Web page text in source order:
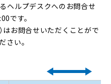
ヘルプデスクへのお問合せ
です。
はお問合せいただくことがで
さい。